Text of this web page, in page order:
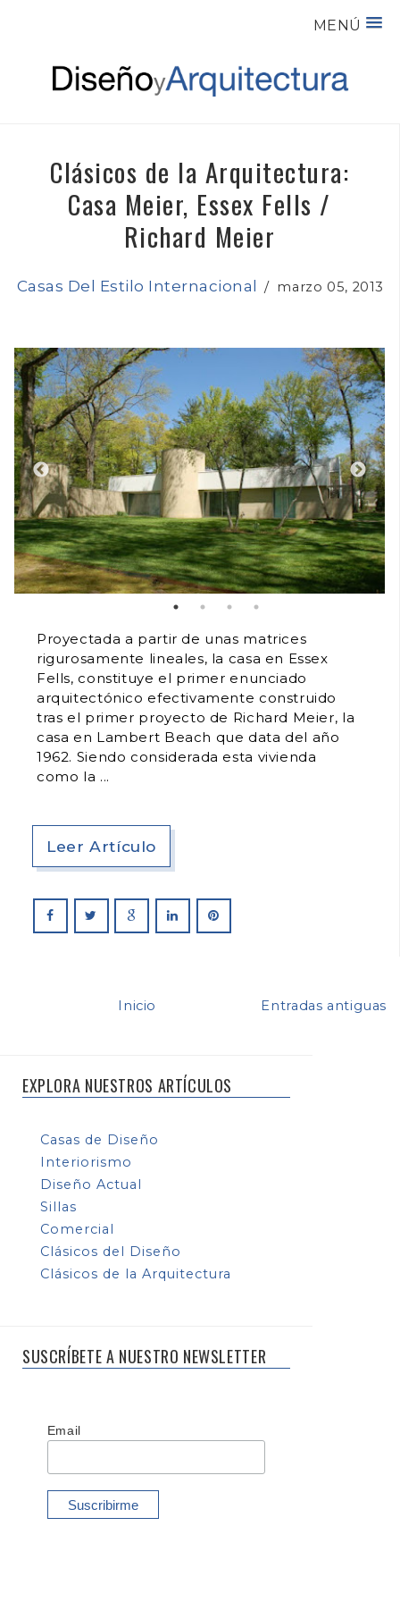
MENÚ
Clásicos de la Arquitectura:
Casa Meier, Essex Fells /
Richard Meier
Casas Del Estilo Internacional /marzo 05, 2013
Proyectada a partir de unas matrices
rigurosamente lineales, la casa en Essex
Fells, constituye el primer enunciado
arquitectónico efectivamente construido
tras el primer proyecto de Richard Meier, la
casa en Lambert Beach que data del año
1962. Siendo considerada esta vivienda
como la
Leer Artículo
Entradas antiguas
Inicio
EXPLORA NUESTROS ARTÍCULOS
Casas de Diseño
Interiorismo
Diseño Actual
Sillas
Comercial
Clásicos del Diseño
Clásicos de la Arquitectura
SUSCRÍBETE A NUESTRO NEWSLETTER
Email